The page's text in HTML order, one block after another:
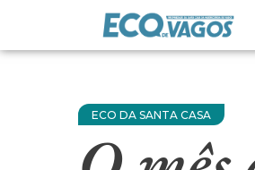
ECO DA SANTA CASA